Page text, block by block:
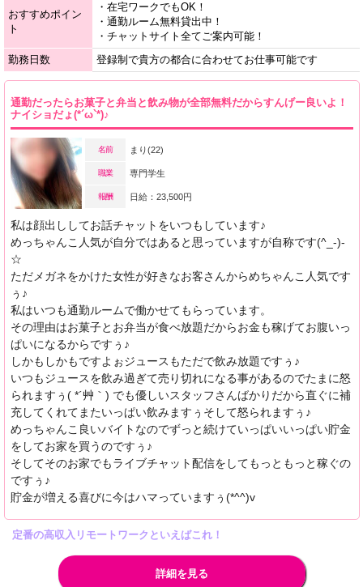
おすすめポイン
ト
・在宅ワークでもOK！
・通勤ルーム無料貸出中！
・チャットサイト全てご案内可能！
勤務日数
登録制で貴方の都合に合わせてお仕事可能です
通勤だったらお菓子と弁当と飲み物が全部無料だからすんげー良いよ！
ナイショだょ(*´ω`*)♪
名前 まり(22)
職業 専門学生
報酬 日給：23,500円
私は顔出ししてお話チャットをいつもしています♪
めっちゃんこ人気が自分ではあると思っていますが自称です(^_-)-
☆
ただメガネをかけた女性が好きなお客さんからめちゃんこ人気です
ぅ♪
私はいつも通勤ルームで働かせてもらっています。
その理由はお菓子とお弁当が食べ放題だからお金も稼げてお腹いっ
ぱいになるからですぅ♪
しかもしかもですよぉジュースもただで飲み放題ですぅ♪
いつもジュースを飲み過ぎて売り切れになる事があるのでたまに怒
られますぅ( *´艸｀) でも優しいスタッフさんばかりだから直ぐに補
充してくれてまたいっぱい飲みますぅそして怒られますぅ♪
めっちゃんこ良いバイトなのでずっと続けていっぱいいっぱい貯金
をしてお家を買うのですぅ♪
そしてそのお家でもライブチャット配信をしてもっともっと稼ぐの
ですぅ♪
貯金が増える喜びに今はハマっていますぅ(*^^)v
定番の高収入リモートワークといえばこれ！
詳細を見る